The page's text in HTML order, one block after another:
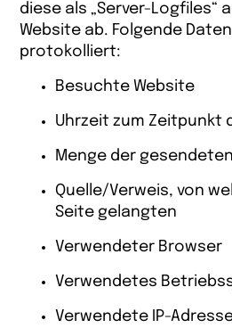
diese als „Server-Logfiles“
Website ab. Folgende
protokolliert:
Besuchte Website
Uhrzeit zum Zeitpunkt
Menge der
Quelle/Verweis, von
Seite gelangten
Verwendeter Browser
Verwendetes
Verwendete IP-